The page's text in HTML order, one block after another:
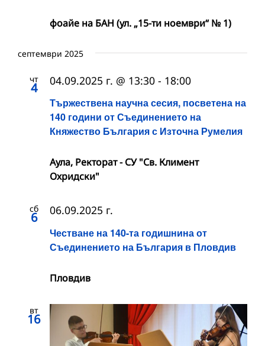
фоайе на БАН (ул. „15-ти ноември“ № 1)
септември 2025
чт
4
Тържествена научна сесия, посветена на
140 години от Съединението на
Княжество България с Източна Румелия
04.09.2025 г. @ 13:30 - 18:00
Аула, Ректорат - СУ "Св. Климент
Охридски"
сб
6
Честване на 140-та годишнина от
Съединението на България в Пловдив
06.09.2025 г.
Пловдив
вт
16